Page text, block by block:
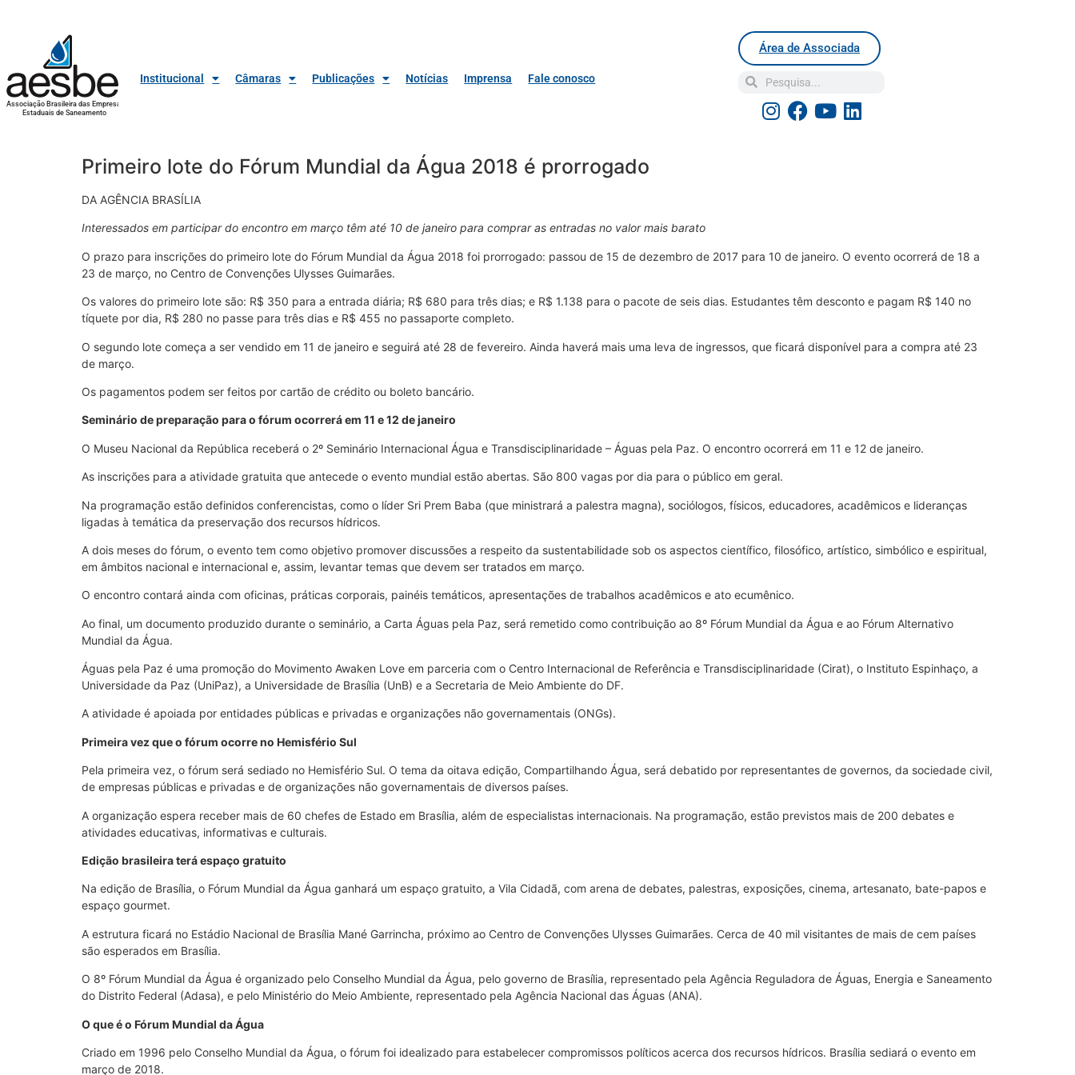
Associação Brasileira das Empresas
Estaduais de Saneamento
Institucional Câmaras Publicações Notícias Imprensa Fale conosco
Área de Associada
Primeiro lote do Fórum Mundial da Água 2018 é prorrogado
DA AGÊNCIA BRASÍLIA
Interessados em participar do encontro em março têm até 10 de janeiro para comprar as entradas no valor mais barato
O prazo para inscrições do primeiro lote do Fórum Mundial da Água 2018 foi prorrogado: passou de 15 de dezembro de 2017 para 10 de janeiro. O evento ocorrerá de 18 a
23 de março, no Centro de Convenções Ulysses Guimarães.
Os valores do primeiro lote são: R$ 350 para a entrada diária; R$ 680 para três dias; e R$ 1.138 para o pacote de seis dias. Estudantes têm desconto e pagam R$ 140 no
tíquete por dia, R$ 280 no passe para três dias e R$ 455 no passaporte completo.
O segundo lote começa a ser vendido em 11 de janeiro e seguirá até 28 de fevereiro. Ainda haverá mais uma leva de ingressos, que ficará disponível para a compra até 23
de março.
Os pagamentos podem ser feitos por cartão de crédito ou boleto bancário.
Seminário de preparação para o fórum ocorrerá em 11 e 12 de janeiro
O Museu Nacional da República receberá o 2º Seminário Internacional Água e Transdisciplinaridade – Águas pela Paz. O encontro ocorrerá em 11 e 12 de janeiro.
As inscrições para a atividade gratuita que antecede o evento mundial estão abertas. São 800 vagas por dia para o público em geral.
Na programação estão definidos conferencistas, como o líder Sri Prem Baba (que ministrará a palestra magna), sociólogos, físicos, educadores, acadêmicos e lideranças
ligadas à temática da preservação dos recursos hídricos.
A dois meses do fórum, o evento tem como objetivo promover discussões a respeito da sustentabilidade sob os aspectos científico, filosófico, artístico, simbólico e espiritual,
em âmbitos nacional e internacional e, assim, levantar temas que devem ser tratados em março.
O encontro contará ainda com oficinas, práticas corporais, painéis temáticos, apresentações de trabalhos acadêmicos e ato ecumênico.
Ao final, um documento produzido durante o seminário, a Carta Águas pela Paz, será remetido como contribuição ao 8º Fórum Mundial da Água e ao Fórum Alternativo
Mundial da Água.
Águas pela Paz é uma promoção do Movimento Awaken Love em parceria com o Centro Internacional de Referência e Transdisciplinaridade (Cirat), o Instituto Espinhaço, a
Universidade da Paz (UniPaz), a Universidade de Brasília (UnB) e a Secretaria de Meio Ambiente do DF.
A atividade é apoiada por entidades públicas e privadas e organizações não governamentais (ONGs).
Primeira vez que o fórum ocorre no Hemisfério Sul
Pela primeira vez, o fórum será sediado no Hemisfério Sul. O tema da oitava edição, Compartilhando Água, será debatido por representantes de governos, da sociedade civil,
de empresas públicas e privadas e de organizações não governamentais de diversos países.
A organização espera receber mais de 60 chefes de Estado em Brasília, além de especialistas internacionais. Na programação, estão previstos mais de 200 debates e
atividades educativas, informativas e culturais.
Edição brasileira terá espaço gratuito
Na edição de Brasília, o Fórum Mundial da Água ganhará um espaço gratuito, a Vila Cidadã, com arena de debates, palestras, exposições, cinema, artesanato, bate-papos e
espaço gourmet.
A estrutura ficará no Estádio Nacional de Brasília Mané Garrincha, próximo ao Centro de Convenções Ulysses Guimarães. Cerca de 40 mil visitantes de mais de cem países
são esperados em Brasília.
O 8º Fórum Mundial da Água é organizado pelo Conselho Mundial da Água, pelo governo de Brasília, representado pela Agência Reguladora de Águas, Energia e Saneamento
do Distrito Federal (Adasa), e pelo Ministério do Meio Ambiente, representado pela Agência Nacional das Águas (ANA).
O que é o Fórum Mundial da Água
Criado em 1996 pelo Conselho Mundial da Água, o fórum foi idealizado para estabelecer compromissos políticos acerca dos recursos hídricos. Brasília sediará o evento em
março de 2018.